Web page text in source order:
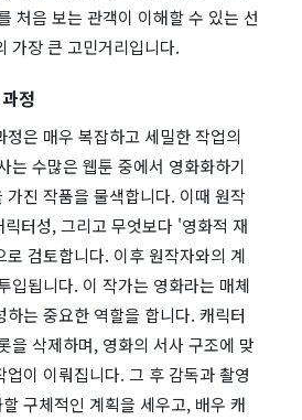
처음 보는 관객이 이해할 수 있는 선
가장 큰 고민거리입니다.
정
은 매우 복잡하고 세밀한 작업의
는 수많은 웹툰 중에서 영화화하기
가진 작품을 물색합니다. 이때 원작
터성, 그리고 무엇보다 '영화적 재
검토합니다. 이후 원작자와의 계
입됩니다. 이 작가는 영화라는 매체
는 중요한 역할을 합니다. 캐릭터
을 삭제하며, 영화의 서사 구조에 맞
이 이뤄집니다. 그 후 감독과 촬영
구체적인 계획을 세우고, 배우 캐